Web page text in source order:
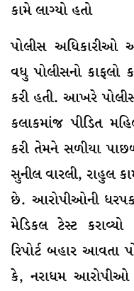
કામે લાગ્યો હતો
પોલીસ અધિકારીઓ
વધુ પોલીસનો કાફલો
કરી હતી. આખરે
કલાકમાંજ પીડિત
કરી તેમને સળીયા
સુનીલ વારલી, રાહુલ
છે. આરોપીઓની
મેડિકલ ટેસ્ટ
રિપોર્ટ બહાર આવતા
કે, નરાધમ આરોપીઓ